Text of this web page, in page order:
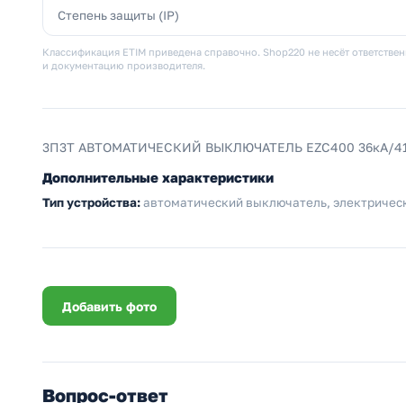
Степень защиты (IP)
Классификация ETIM приведена справочно. Shop220 не несёт
и документацию производителя.
3П3Т АВТОМАТИЧЕСКИЙ ВЫКЛЮЧАТЕЛЬ EZC400 36кА/
Дополнительные характеристики
Тип устройства:автоматический выключатель,
Добавить фото
Вопрос-ответ